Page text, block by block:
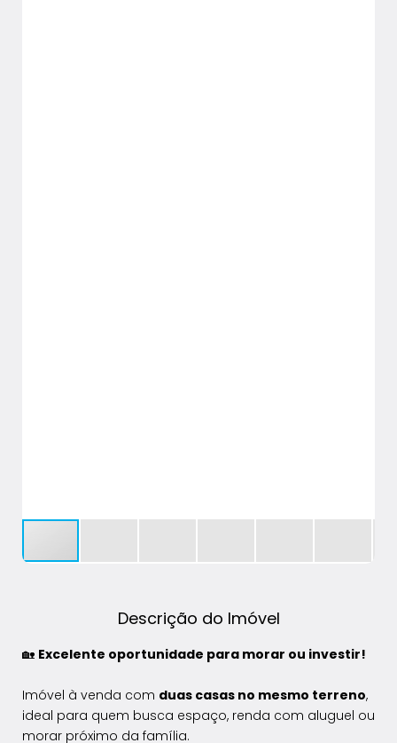
Descrição do Imóvel
🏡 Excelente oportunidade para morar ou investir!
Imóvel à venda com duas casas no mesmo terreno,
ideal para quem busca espaço, renda com aluguel ou
morar próximo da família.